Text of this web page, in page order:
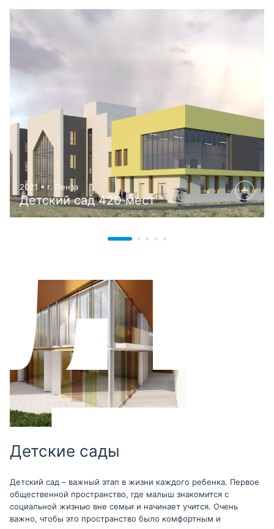
2021 • г. Пенза
Детский сад 420 мест
Детские сады
Детский сад – важный этап в жизни каждого ребенка. Первое
общественной пространство, где малыш знакомится с
социальной жизнью вне семьи и начинает учится. Очень
важно, чтобы это пространство было комфортным и